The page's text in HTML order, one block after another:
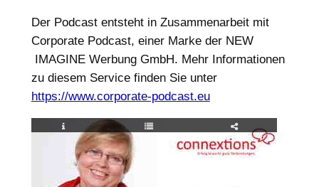
Der Podcast entsteht in Zusammenarbeit mit
Corporate Podcast, einer Marke der NEW
IMAGINE Werbung GmbH. Mehr Informationen
zu diesem Service finden Sie unter
https://www.corporate-podcast.eu